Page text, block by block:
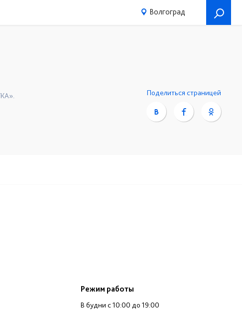
Волгоград
Поделиться страницей
Режим работы
В будни c 10:00 до 19:00